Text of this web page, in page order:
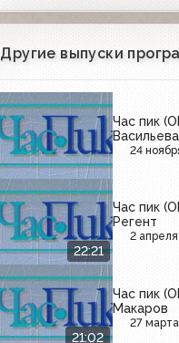
Другие выпуски
Час пик
Васильева
24
22:21
Час пик
Регент
2
21:02
Час пик
Макаров
27